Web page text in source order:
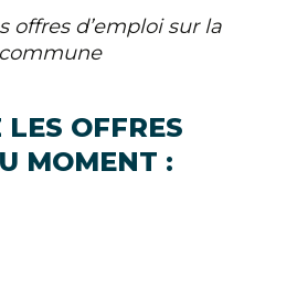
offres d’emploi sur la
commune
OFFRES
MOMENT :